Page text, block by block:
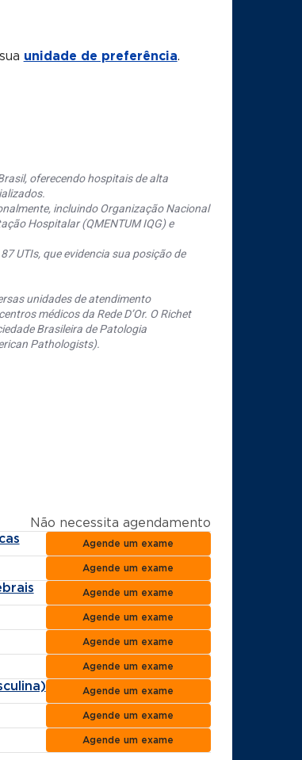
unidade de preferência.
oferecendo hospitais de alta
incluindo Organização Nacional
Hospitalar (QMENTUM IQG) e
UTIs, que evidencia sua posição de
unidades de atendimento
médicos da Rede D’Or. O Richet
Brasileira de Patologia
Pathologists).
Não necessita agendamento
Agende um exame
Agende um exame
Agende um exame
Agende um exame
Agende um exame
Agende um exame
Agende um exame
Agende um exame
Agende um exame